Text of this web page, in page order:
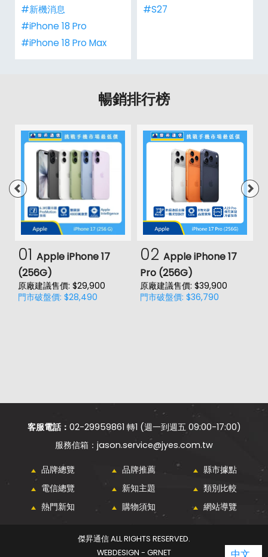
#新機消息
#iPhone 18 Pro
#iPhone 18 Pro Max
#S27
暢銷排行榜
01 Apple iPhone 17
(256G)
原廠建議售價: $29,900
門市破盤價: $28,490
02 Apple iPhone 17
Pro (256G)
原廠建議售價: $39,900
門市破盤價: $36,790
客服電話： 02-29959861 轉1 (週一到週五 09:00-17:00)
jason.service@jyes.com.tw
品牌總覽 品牌推薦
縣市據點
電信總覽
新知主題
類別比較
熱門新知
購物須知 網站導覽
傑昇通信 ALL RIGHTS RESERVED.
WEBDESIGN - GRNET